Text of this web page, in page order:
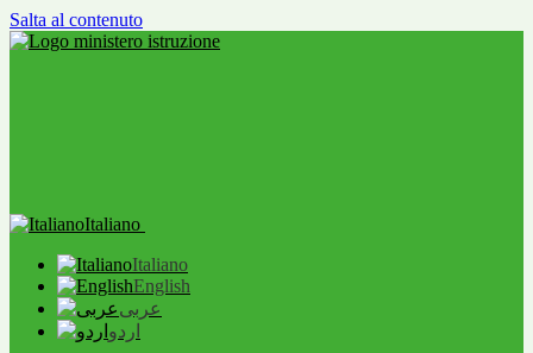
Salta al contenuto
Italiano
Italiano
English
عربى
اردو